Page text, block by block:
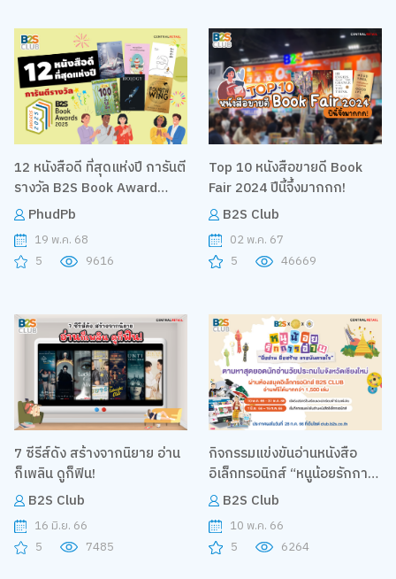
12 หนังสือดี ที่สุดแห่งปี การันตี
รางวัล B2S Book Award
2025PhudPb
19 พ.ค. 68
5
9616
Top 10 หนังสือขายดี Book
Fair 2024 ปีนี้จึ้งมากกก!
B2S Club
02 พ.ค. 67
5
46669
7 ซีรีส์ดัง สร้างจากนิยาย อ่าน
ก็เพลิน ดูก็ฟิน!
B2S Club
16 มิ.ย. 66
5
7485
กิจกรรมแข่งขันอ่านหนังสือ
อิเล็กทรอนิกส์ “หนูน้อยรักการ
อ่าน ยิ่งอ่าน ยิ่งสร้างแรง
บันดาลใจ”
B2S Club
10 พ.ค. 66
5
6264